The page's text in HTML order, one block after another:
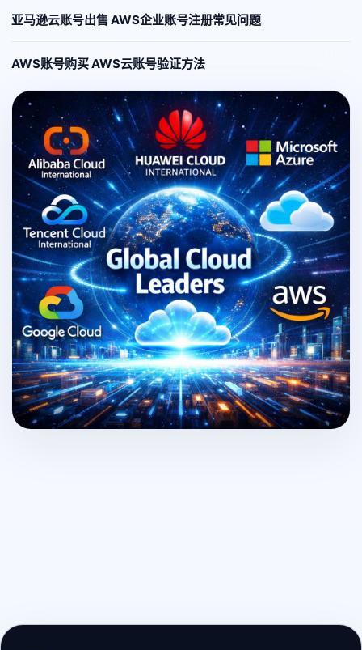
亚马逊云账号出售 AWS企业账号注册常见问题
AWS账号购买 AWS云账号验证方法